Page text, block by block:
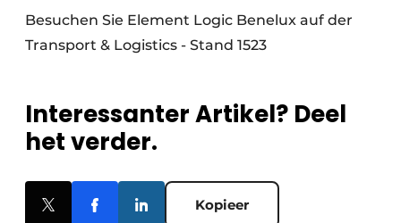
Besuchen Sie Element Logic Benelux auf der
Transport & Logistics - Stand 1523
Interessanter Artikel? Deel
het verder.
Kopieer